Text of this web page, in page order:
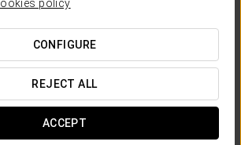
policy
CONFIGURE
REJECT ALL
ACCEPT